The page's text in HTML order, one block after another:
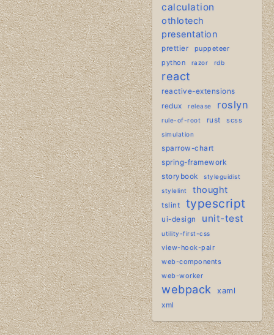
calculation
othlotech
presentation
prettier
puppeteer
python
razor rdb
react
reactive-extensions
redux
release roslyn
rule-of-root rust scss
simulation
sparrow-chart
spring-framework
storybook
styleguidist
stylelint
thought
tslint typescript
ui-design unit-test
utility-first-css
view-hook-pair
web-components
web-worker
webpack xaml
xml